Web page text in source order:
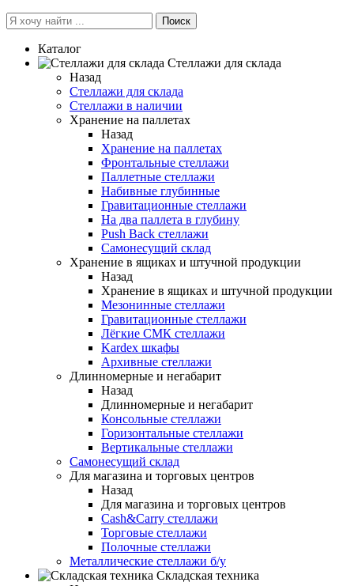
Поиск
Каталог
Cтеллажи для склада
Назад
Cтеллажи для склада
Стеллажи в наличии
Хранение на паллетах
Назад
Хранение на паллетах
Фронтальные стеллажи
Паллетные стеллажи
Набивные глубинные
Гравитационные стеллажи
На два паллета в глубину
Push Back стеллажи
Самонесущий склад
Хранение в ящиках и штучной продукции
Назад
Хранение в ящиках и штучной продукции
Мезонинные стеллажи
Гравитационные стеллажи
Лёгкие СМК стеллажи
Kardex шкафы
Архивные стеллажи
Длинномерные и негабарит
Назад
Длинномерные и негабарит
Консольные стеллажи
Горизонтальные стеллажи
Вертикальные стеллажи
Самонесущий склад
Для магазина и торговых центров
Назад
Для магазина и торговых центров
Cash&Carry стеллажи
Торговые стеллажи
Полочные стеллажи
Металлические стеллажи б/у
Складская техника